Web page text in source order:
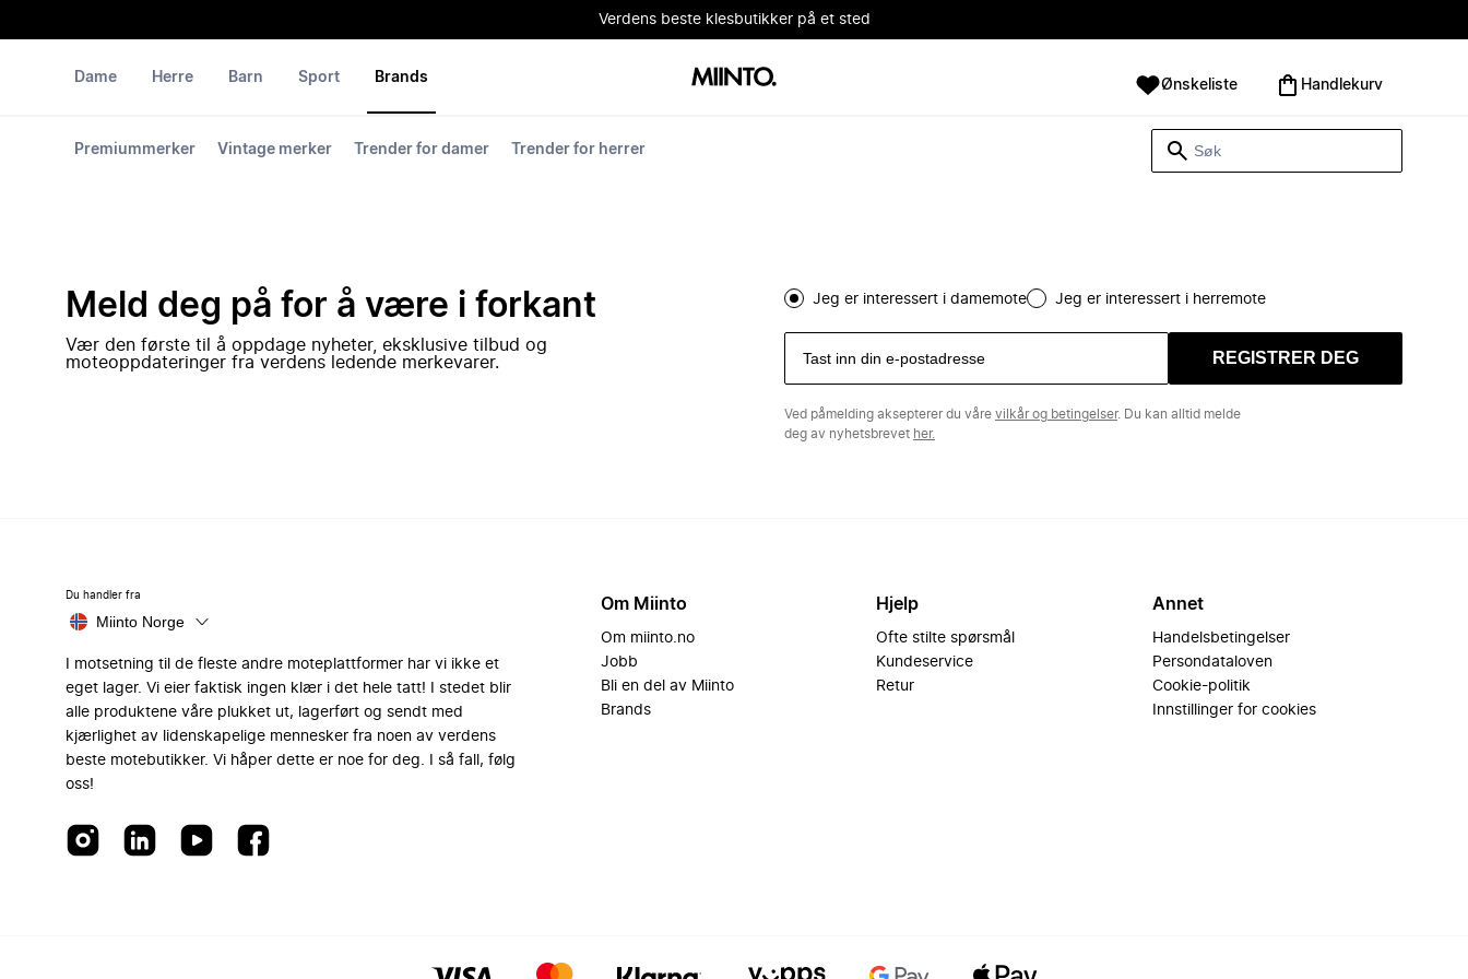
Verdens beste klesbutikker på et sted
Dame Herre Barn Sport Brands
Premiummerker Vintage merker Trender for damer Trender for herrer
Ønskeliste Handlekurv
Meld deg på for å være i forkant
Vær den første til å oppdage nyheter, eksklusive tilbud og
moteoppdateringer fra verdens ledende merkevarer.
Jeg er interessert i damemote Jeg er interessert i herremote
REGISTRER DEG
Ved påmelding aksepterer du våre vilkår og betingelser. Du kan alltid melde
deg av nyhetsbrevet her.
Du handler fra
Miinto Norge
I motsetning til de fleste andre moteplattformer har vi ikke et
eget lager. Vi eier faktisk ingen klær i det hele tatt! I stedet blir
alle produktene våre plukket ut, lagerført og sendt med
kjærlighet av lidenskapelige mennesker fra noen av verdens
beste motebutikker. Vi håper dette er noe for deg. I så fall, følg
oss!
Om Miinto
Om miinto.no
Jobb
Bli en del av Miinto
Brands
Hjelp
Ofte stilte spørsmål
Kundeservice
Retur
Annet
Handelsbetingelser
Persondataloven
Cookie-politik
Innstillinger for cookies